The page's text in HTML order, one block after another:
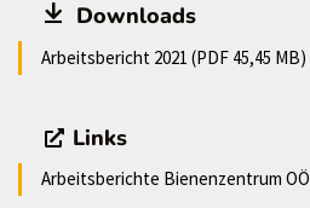
Downloads
Arbeitsbericht 2021 (PDF 45,45 MB)
Links
Arbeitsberichte Bienenzentrum OÖ